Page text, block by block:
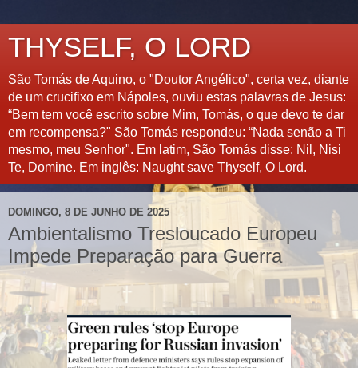
THYSELF, O LORD
São Tomás de Aquino, o "Doutor Angélico", certa vez, diante
de um crucifixo em Nápoles, ouviu estas palavras de Jesus:
“Bem tem você escrito sobre Mim, Tomás, o que devo te dar
em recompensa?" São Tomás respondeu: “Nada senão a Ti
mesmo, meu Senhor". Em latim, São Tomás disse: Nil, Nisi
Te, Domine. Em inglês: Naught save Thyself, O Lord.
DOMINGO, 8 DE JUNHO DE 2025
Ambientalismo Tresloucado Europeu
Impede Preparação para Guerra